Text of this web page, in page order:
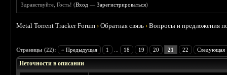
Здравствуйте, Гость! (Вход —Зарегистрироваться)
Metal Torrent Tracker Forum ›Обратная связь ›Вопросы и предложения
Страницы (22): « Предыдущая 1 18 19 20 21 22 Следующая
Неточности в описании